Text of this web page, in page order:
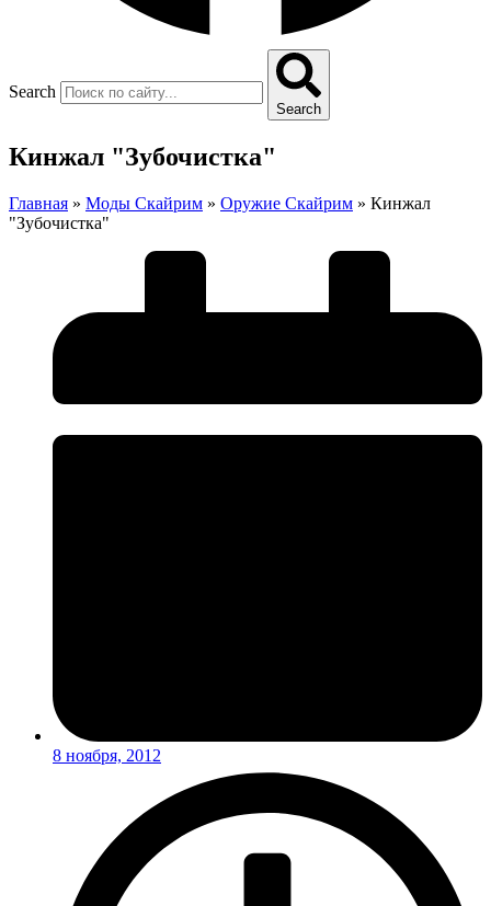
Search
Search
Кинжал "Зубочистка"
Главная » Моды Скайрим » Оружие Скайрим » Кинжал
"Зубочистка"
8 ноября, 2012